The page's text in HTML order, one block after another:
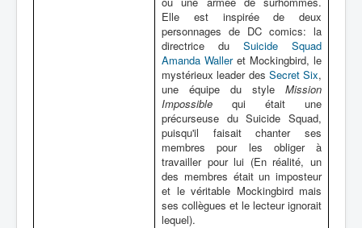
Elle est inspirée de deux
personnages de DC comics: la
directrice du Suicide Squad
Amanda Walleret Mockingbird, le
mystérieux leader des Secret Six,
une équipe du style Mission
Impossible qui était une
précurseuse du Suicide Squad,
puisqu'il faisait chanter ses
membres pour les obliger à
travailler pour lui (En réalité, un
des membres était un imposteur
et le véritable Mockingbird mais
ses collègues et le lecteur ignorait
lequel).